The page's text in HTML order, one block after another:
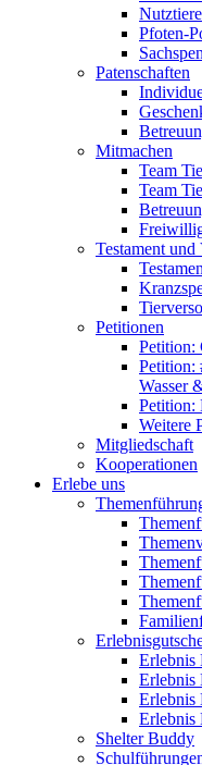
Nutztiere
Pfoten-
Patenschaften
Mitmachen
Team
Team
Testament und
Petitionen
Petition:
Petition:
Wasser
Petition:
Weitere
Mitgliedschaft
Kooperationen
Erlebe uns
Erlebnis
Erlebnis
Erlebnis
Erlebnis
Shelter Buddy